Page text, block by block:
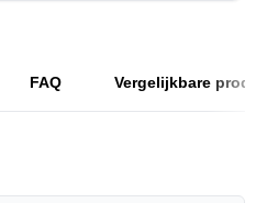
FAQ Vergelijkbare